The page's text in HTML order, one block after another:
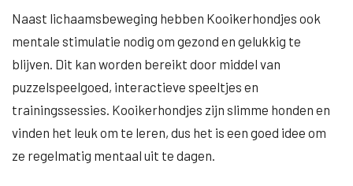
Naast lichaamsbeweging hebben Kooikerhondjes ook
mentale stimulatie nodig om gezond en gelukkig te
blijven. Dit kan worden bereikt door middel van
puzzelspeelgoed, interactieve speeltjes en
trainingssessies. Kooikerhondjes zijn slimme honden en
vinden het leuk om te leren, dus het is een goed idee om
ze regelmatig mentaal uit te dagen.